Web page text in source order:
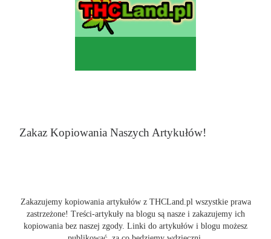
Zakaz Kopiowania Naszych Artykułów!
Zakazujemy kopiowania artykułów z THCLand.pl wszystkie prawa
zastrzeżone! Treści-artykuły na blogu są nasze i zakazujemy ich
kopiowania bez naszej zgody. Linki do artykułów i blogu możesz